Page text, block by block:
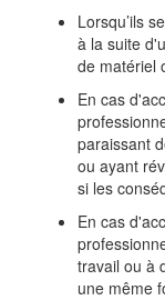
Lorsqu’ils
à la suite
de matériel
En cas
paraissant
ou ayant
si les
En cas
travail ou à
une même